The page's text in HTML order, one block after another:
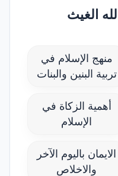
الغيث
منهج الإسلام في
تربية البنين والبنات
أهمية الزكاة في
الإسلام
الايمان باليوم الآخر
والاخلاص